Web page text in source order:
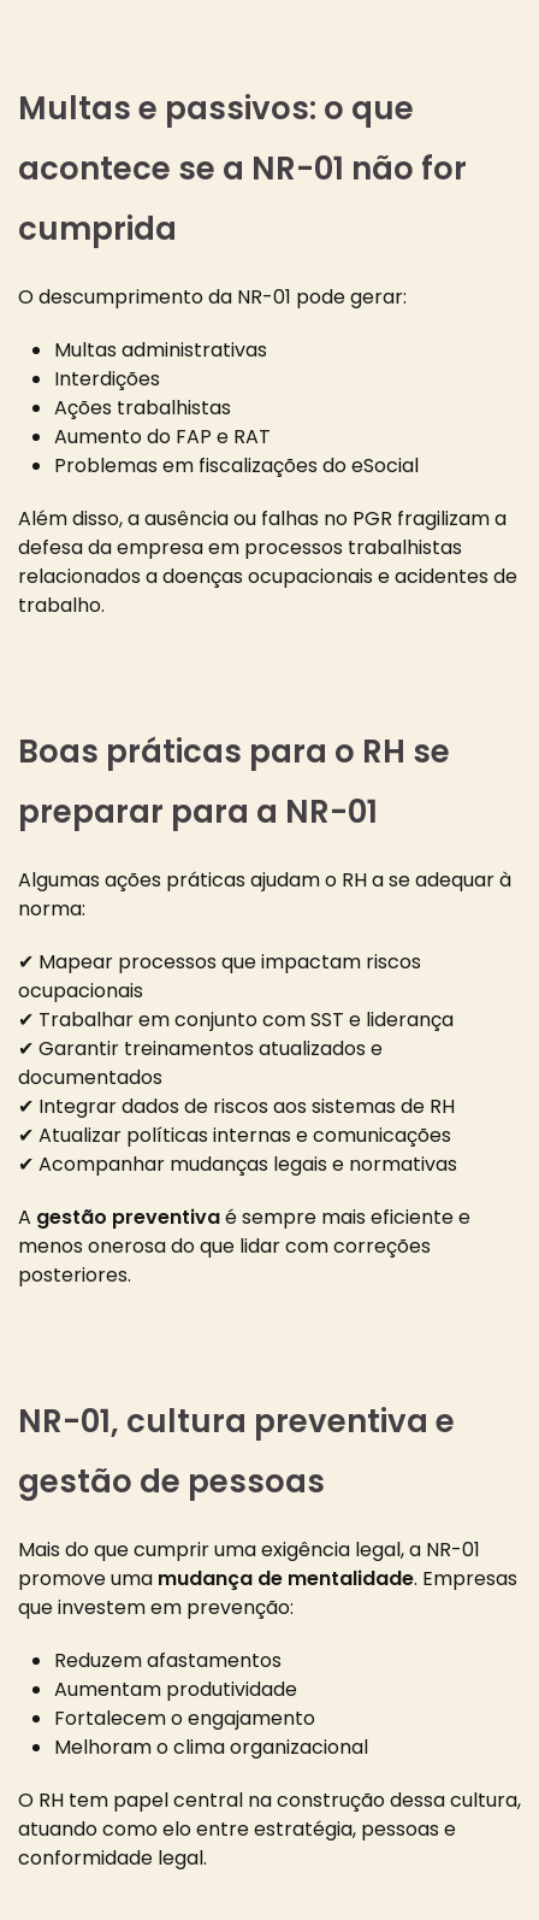
Multas e passivos: o que
acontece se a NR-01 não for
cumprida
O descumprimento da NR-01 pode gerar:
Multas administrativas
Interdições
Ações trabalhistas
Aumento do FAP e RAT
Problemas em fiscalizações do eSocial
Além disso, a ausência ou falhas no PGR fragilizam a
defesa da empresa em processos trabalhistas
relacionados a doenças ocupacionais e acidentes de
trabalho.
Boas práticas para o RH se
preparar para a NR-01
Algumas ações práticas ajudam o RH a se adequar à
norma:
✔ Mapear processos que impactam riscos
ocupacionais
✔ Trabalhar em conjunto com SST e liderança
✔ Garantir treinamentos atualizados e
documentados
✔ Integrar dados de riscos aos sistemas de RH
✔ Atualizar políticas internas e comunicações
✔ Acompanhar mudanças legais e normativas
A gestão preventivaé sempre mais eficiente e
menos onerosa do que lidar com correções
posteriores.
NR-01, cultura preventiva e
gestão de pessoas
Mais do que cumprir uma exigência legal, a NR-01
promove uma mudança de mentalidade. Empresas
que investem em prevenção:
Reduzem afastamentos
Aumentam produtividade
Fortalecem o engajamento
Melhoram o clima organizacional
O RH tem papel central na construção dessa cultura,
atuando como elo entre estratégia, pessoas e
conformidade legal.